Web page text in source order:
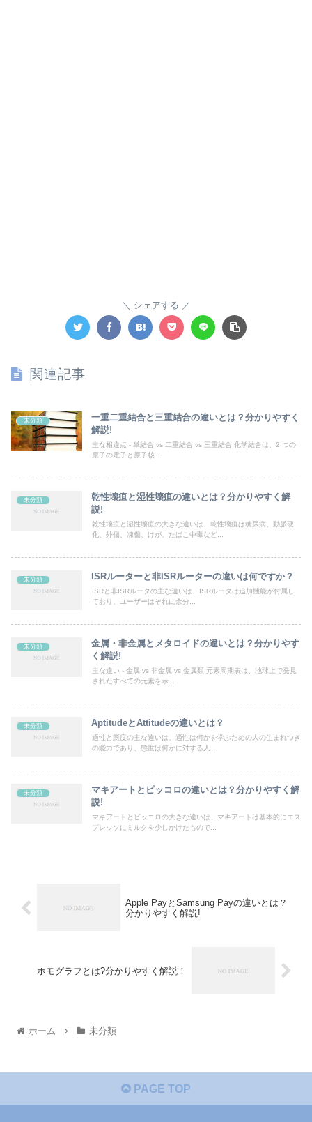
シェアする
関連記事
未分類
一重二重結合と三重結合の違いとは？分かりやすく
解説!
主な相違点 - 単結合 vs 二重結合 vs 三重結合 化学結合は、2 つの
原子の電子と原子核...
未分類
乾性壊疽と湿性壊疽の違いとは？分かりやすく解
説!
乾性壊疽と湿性壊疽の大きな違いは、乾性壊疽は糖尿病、動脈硬
化、外傷、凍傷、けが、たばこ中毒など...
未分類 ISRルーターと非ISRルーターの違いは何ですか？
ISRと非ISRルータの主な違いは、ISRルータは追加機能が付属し
ており、ユーザーはそれに余分...
未分類
金属・非金属とメタロイドの違いとは？分かりやす
く解説!
主な違い - 金属 vs 非金属 vs 金属類 元素周期表は、地球上で発見
されたすべての元素を示...
未分類 AptitudeとAttitudeの違いとは？
適性と態度の主な違いは、適性は何かを学ぶための人の生まれつき
の能力であり、態度は何かに対する人...
未分類
マキアートとピッコロの違いとは？分かりやすく解
説!
マキアートとピッコロの大きな違いは、マキアートは基本的にエス
プレッソにミルクを少しかけたもので...
Apple PayとSamsung Payの違いとは？
分かりやすく解説!
ホモグラフとは?分かりやすく解説！
ホーム 未分類
PAGE TOP